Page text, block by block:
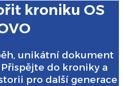
kroniku OS
unikátní dokument
do kroniky a
pro další generace